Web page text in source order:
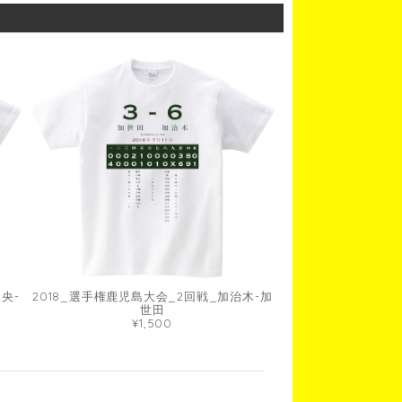
-
2018_選手権鹿児島大会_2回戦_加治木-加
世田
¥1,500